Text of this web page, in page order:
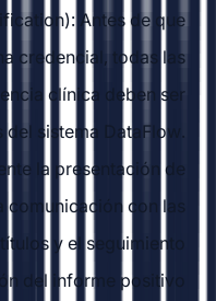
Antes de que
credencial, todas las
clínica deben ser
sistema DataFlow.
la presentación de
con las
y el seguimiento
del informe positivo.